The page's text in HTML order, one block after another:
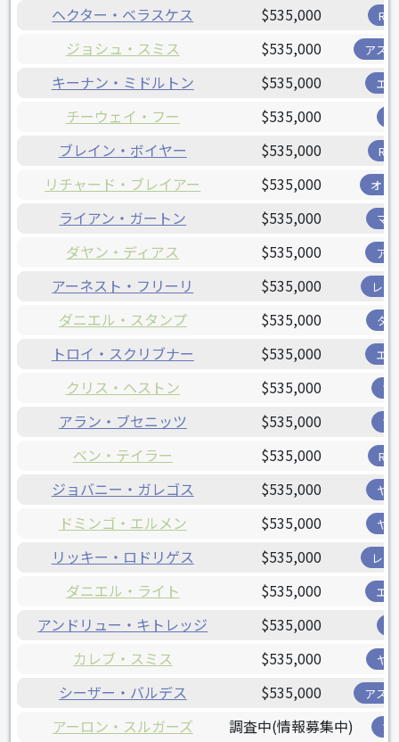
ヘクター・ベラスケス $535,000 R
ジョシュ・スミス $535,000 アス
キーナン・ミドルトン $535,000 エ
チーウェイ・フー $535,000
ブレイン・ボイヤー $535,000 R
リチャード・ブレイアー $535,000 オリ
ライアン・ガートン $535,000 マ
ダヤン・ディアス $535,000 ア
アーネスト・フリーリ $535,000 レン
ダニエル・スタンプ $535,000 タ
トロイ・スクリブナー $535,000 エ
クリス・ヘストン $535,000 ツ
アラン・ブセニッツ $535,000 ツ
ベン・テイラー $535,000 R
ジョバニー・ガレゴス $535,000 ヤ
ドミンゴ・エルメン $535,000 ヤ
リッキー・ロドリゲス $535,000 レン
ダニエル・ライト $535,000 エ
アンドリュー・キトレッジ $535,000
カレブ・スミス $535,000 ヤ
シーザー・バルデス $535,000 アス
アーロン・スルガーズ 調査中(情報募集中) ツ